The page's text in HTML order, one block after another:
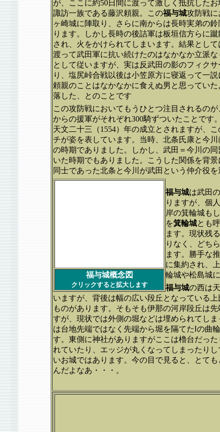
が、ここに約50日間に渡って激しく抵抗した
諏訪一族である藤沢頼親。この福与城攻防戦に
ヶ崎城に陣取り、さらに南からは長時実弟の
ります。しかし長時の後詰軍は板垣信方らに
され、火をかけられてしまいます。結果とし
渡って武田軍に抗い続けたのはなかなか立派
として従いますが、実は反武田の影のフィク
り、塩尻峠合戦以後は小笠原方に寝返って一説
頼親のことはなかなかに食えぬ男と思ってい
落した、とのことです
この攻防戦においてもうひとつ注目されるの
からの援軍がそれぞれ300騎ずついたことで
天文二十三（1554）年の成立とされますが、こ
チが姿を表しています。当時、北条氏康と今
の時期でありました。しかし、武田＝今川の
いた時期でもありました。こうした関係を背
同士であった北条と今川が武田という仲介役
福与城概念図
クリックすると拡大します
福与城は武田
りますが、個
岸の箕輪城も
を箕輪城とも
ます。現状残
りなく、どち
ます。勝手な
に集約され、
輪城や松島城
福与城の西は
いますが、背後は幅の広い段丘となっている
ものがあります。そもそも伊那の河岸段丘は
すが、現状では外側の堀などは埋められてし
は台地先端ではなく先端から堀を隔てたⅠの曲
す。東側に神社がありますがここは櫓台だっ
れていたり、エッジが丸くなってしまったり
いお城ではあります。今の目で見ると、とて
んだよなあ・・・。